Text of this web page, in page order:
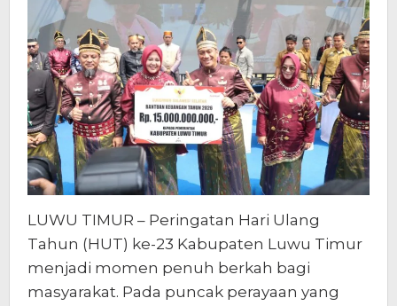
Gelontorkan
Bantuan
Miliaran
Rupiah
LUWU TIMUR – Peringatan Hari Ulang
Tahun (HUT) ke-23 Kabupaten Luwu Timur
menjadi momen penuh berkah bagi
masyarakat. Pada puncak perayaan yang